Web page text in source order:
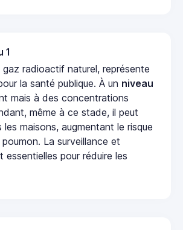
1
gaz radioactif naturel, représente
la santé publique. À un niveau
mais à des concentrations
même à ce stade, il peut
les maisons, augmentant le risque
La surveillance et
essentielles pour réduire les